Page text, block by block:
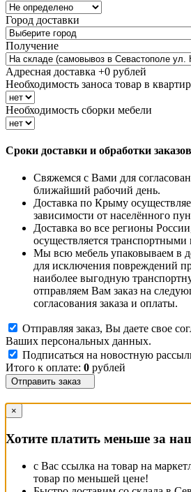
Город доставки
Получение
Адресная доставка +0 рублей
Необходимость заноса товар в
Необходимость сборки мебели
Сроки доставки и обработки заказов
Свяжемся с Вами для
ближайший рабочий день.
Доставка по Крыму
зависимости от населённого
Доставка во все регионы
осуществляется
Мы всю мебель упаковываем в
для исключения повреждений
наиболее выгодную
отправляем Вам заказ на
согласования заказа и оплаты.
Отправляя заказ, Вы даете свое
Ваших персональных данных.
Подписаться на новостную
Итого к оплате: 0 рублей
×
Хотите платить меньше за
с Вас ссылка на товар на
товар по меньшей цене!